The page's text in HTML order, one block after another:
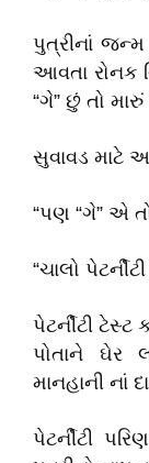
પુત્રીનાં જન્મ
આવતા રોનક
“ગે” છું તો
સુવાવડ માટે
“પણ “ગે” એ
“ચાલો
પેટર્નીટી ટેસ્ટ
પોતાને
માનહાની નાં
પેટર્નીટી